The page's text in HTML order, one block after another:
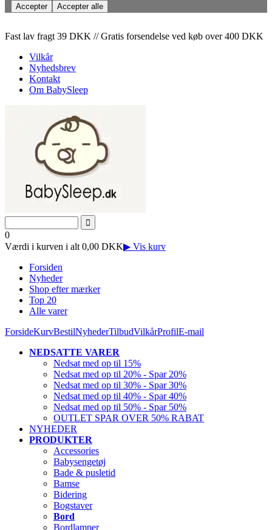
Fast lav fragt 39 DKK // Gratis forsendelse ved køb over 400 DKK
Vilkår
Nyhedsbrev
Kontakt
Om BabySleep
0
Værdi i kurven i alt 0,00 DKK▶ Vis kurv
Forsiden
Nyheder
Shop efter mærker
Top 20
Alle varer
ForsideKurvBestilNyhederTilbudVilkårProfilE-mail
NEDSATTE VARER
Nedsat med op til 15%
Nedsat med op til 20% - Spar 20%
Nedsat med op til 30% - Spar 30%
Nedsat med op til 40% - Spar 40%
Nedsat med op til 50% - Spar 50%
OUTLET SPAR OVER 50% RABAT
NYHEDER
PRODUKTER
Accessories
Babysengetøj
Bade & pusletid
Bamse
Bidering
Bogstaver
Bord
Bordlamper